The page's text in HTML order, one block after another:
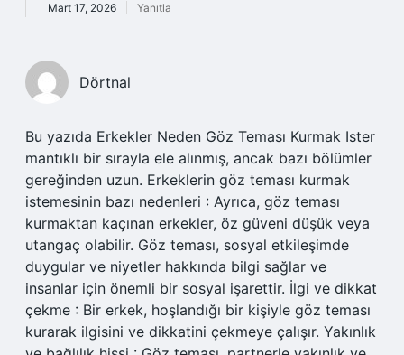
Mart 17, 2026 Yanıtla
Dörtnal
Bu yazıda Erkekler Neden Göz Teması Kurmak Ister
mantıklı bir sırayla ele alınmış, ancak bazı bölümler
gereğinden uzun. Erkeklerin göz teması kurmak
istemesinin bazı nedenleri : Ayrıca, göz teması
kurmaktan kaçınan erkekler, öz güveni düşük veya
utangaç olabilir. Göz teması, sosyal etkileşimde
duygular ve niyetler hakkında bilgi sağlar ve
insanlar için önemli bir sosyal işarettir. İlgi ve dikkat
çekme : Bir erkek, hoşlandığı bir kişiyle göz teması
kurarak ilgisini ve dikkatini çekmeye çalışır. Yakınlık